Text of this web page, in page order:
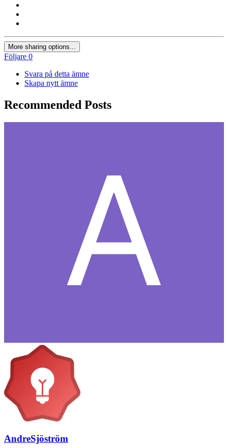
More sharing options...
Följare 0
Svara på detta ämne
Skapa nytt ämne
Recommended Posts
AndreSjöström